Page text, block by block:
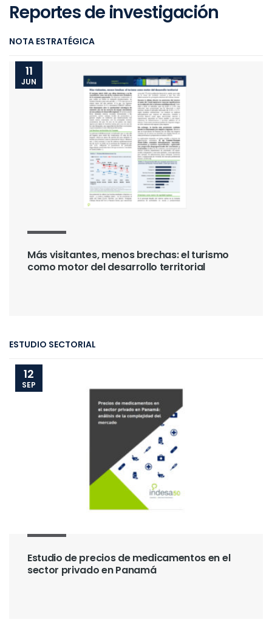
Reportes de investigación
NOTA ESTRATÉGICA
Más visitantes, menos brechas: el turismo
como motor del desarrollo territorial
11
JUN
ESTUDIO SECTORIAL
Estudio de precios de medicamentos en el
sector privado en Panamá
12
SEP